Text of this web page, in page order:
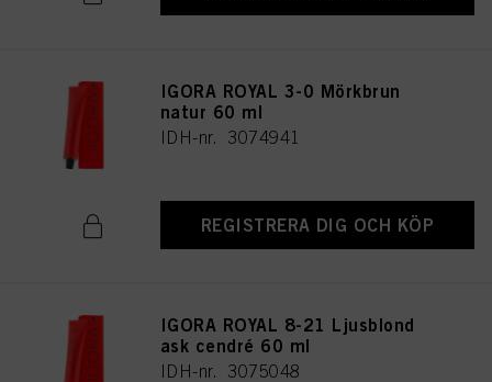
IGORA ROYAL 3-0 Mörkbrun
natur 60 ml
IDH-nr. 3074941
REGISTRERA DIG OCH KÖP
IGORA ROYAL 8-21 Ljusblond
ask cendré 60 ml
IDH-nr. 3075048